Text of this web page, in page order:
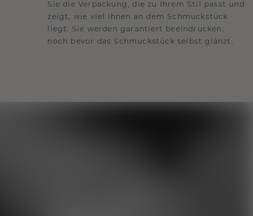
Sie die Verpackung, die zu Ihrem Stil passt und
zeigt, wie viel Ihnen an dem Schmuckstück
liegt. Sie werden garantiert beeindrucken,
noch bevor das Schmuckstück selbst glänzt.